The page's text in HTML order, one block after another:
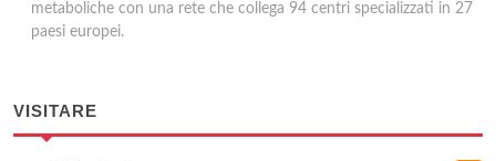
metaboliche con una rete che collega 94 centri specializzati in 27
paesi europei.
VISITARE